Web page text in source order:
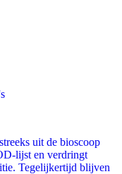
uit de bioscoop
lijst en verdringt
Tegelijkertijd blijven